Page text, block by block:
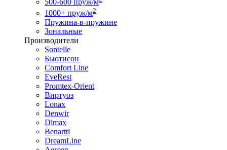
500-600 пруж/м
1000+ пруж/м2
Пружина-в-пружине
Зональные
Производители
Sontelle
Бьютисон
Comfort Line
EveRest
Promtex-Orient
Виртуоз
Lonax
Denwir
Dimax
Benartti
DreamLine